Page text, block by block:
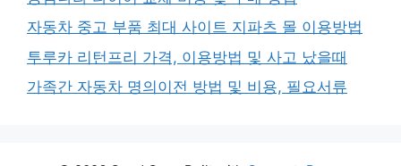
자동차 중고 부품 최대 사이트 지파츠 몰 이용방법
투루카 리턴프리 가격, 이용방법 및 사고 났을때
가족간 자동차 명의이전 방법 및 비용, 필요서류